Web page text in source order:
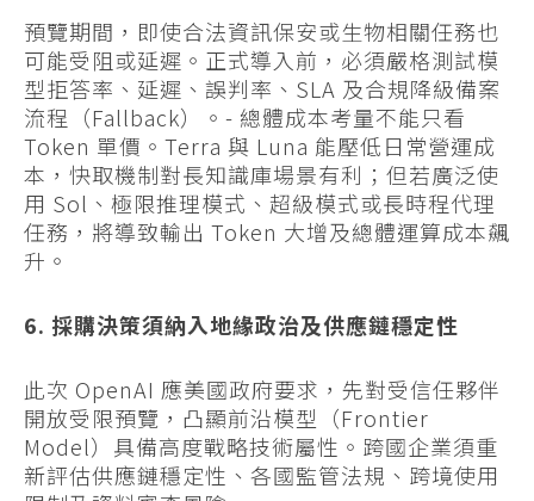
預覽期間，即使合法資訊保安或生物相關任務也
可能受阻或延遲。正式導入前，必須嚴格測試模
型拒答率、延遲、誤判率、SLA 及合規降級備案
流程（Fallback）。- 總體成本考量不能只看
Token 單價。Terra 與 Luna 能壓低日常營運成
本，快取機制對長知識庫場景有利；但若廣泛使
用 Sol、極限推理模式、超級模式或長時程代理
任務，將導致輸出 Token 大增及總體運算成本飆
升。
6. 採購決策須納入地緣政治及供應鏈穩定性
此次 OpenAI 應美國政府要求，先對受信任夥伴
開放受限預覽，凸顯前沿模型（Frontier
Model）具備高度戰略技術屬性。跨國企業須重
新評估供應鏈穩定性、各國監管法規、跨境使用